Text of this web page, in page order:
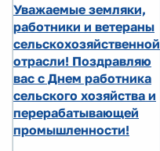
Уважаемые земляки,
работники и ветераны
сельскохозяйственной
отрасли! Поздравляю
вас с Днем работника
сельского хозяйства и
перерабатывающей
промышленности!